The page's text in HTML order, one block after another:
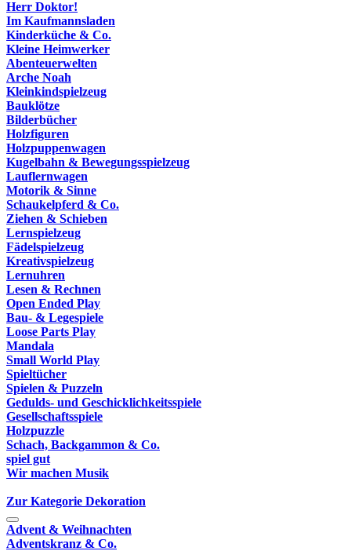
Herr Doktor!
Im Kaufmannsladen
Kinderküche & Co.
Kleine Heimwerker
Abenteuerwelten
Arche Noah
Kleinkindspielzeug
Bauklötze
Bilderbücher
Holzfiguren
Holzpuppenwagen
Kugelbahn & Bewegungsspielzeug
Lauflernwagen
Motorik & Sinne
Schaukelpferd & Co.
Ziehen & Schieben
Lernspielzeug
Fädelspielzeug
Kreativspielzeug
Lernuhren
Lesen & Rechnen
Open Ended Play
Bau- & Legespiele
Loose Parts Play
Mandala
Small World Play
Spieltücher
Spielen & Puzzeln
Gedulds- und Geschicklichkeitsspiele
Gesellschaftsspiele
Holzpuzzle
Schach, Backgammon & Co.
spiel gut
Wir machen Musik
Zur Kategorie Dekoration
Advent & Weihnachten
Adventskranz & Co.